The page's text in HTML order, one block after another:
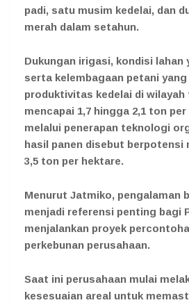
padi, satu musim kedelai, dan
merah dalam setahun.
Dukungan irigasi, kondisi
serta kelembagaan petani
produktivitas kedelai di
mencapai 1,7 hingga 2,1 ton
melalui penerapan teknologi
hasil panen disebut berpotensi
3,5 ton per hektare.
Menurut Jatmiko, pengalaman
menjadi referensi penting bagi
menjalankan proyek
perkebunan perusahaan.
Saat ini perusahaan mulai
kesesuaian areal untuk